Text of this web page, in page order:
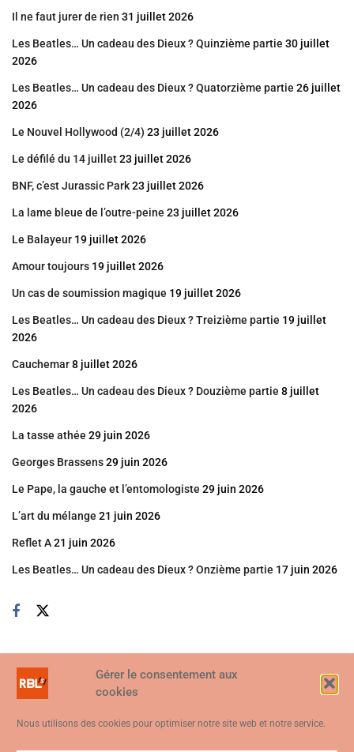
Gérer le consentement aux
cookies
Nous utilisons des cookies pour optimiser notre site web et notre service.
Il ne faut jurer de rien 31 juillet 2026
Les Beatles… Un cadeau des Dieux ? Quinzième partie 30 juillet
2026
Les Beatles… Un cadeau des Dieux ? Quatorzième partie 26 juillet
2026
Le Nouvel Hollywood (2/4) 23 juillet 2026
Le défilé du 14 juillet23 juillet 2026
BNF, c’est Jurassic Park23 juillet 2026
La lame bleue de l’outre-peine 23 juillet 2026
Le Balayeur 19 juillet 2026
Amour toujours 19 juillet 2026
Un cas de soumission magique 19 juillet 2026
Les Beatles… Un cadeau des Dieux ? Treizième partie 19 juillet
2026
Cauchemar8 juillet 2026
Les Beatles… Un cadeau des Dieux ? Douzième partie 8 juillet
2026
La tasse athée 29 juin 2026
Georges Brassens29 juin 2026
Le Pape, la gauche et l’entomologiste 29 juin 2026
L’art du mélange 21 juin 2026
Reflet A21 juin 2026
Les Beatles… Un cadeau des Dieux ? Onzième partie 17 juin 2026